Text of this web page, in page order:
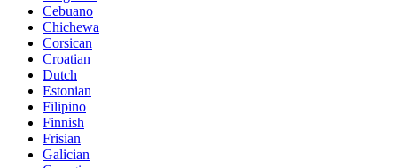
Cebuano
Chichewa
Corsican
Croatian
Dutch
Estonian
Filipino
Finnish
Frisian
Galician